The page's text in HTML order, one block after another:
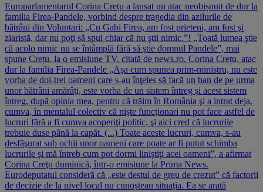
Europarlamentarul Corina Crețu a lansat un atac neobișnuit de dur la
familia Firea-Pandele, vorbind despre tragedia din azilurile de
bătrâni din Voluntari: „Cu Gabi Firea, am fost prieteni, am fost şi
ziaristă, dar nu poţi să spui chiar că nu ştii nimic.”! „Toată lumea ştie
că acolo nimic nu se întâmplă fără să ştie domnul Pandele”, mai
spune Crețu, la o emisiune TV, citată de news.ro. Corina Crețu, atac
dur la familia Firea-Pandele „Aşa cum spunea prim-ministru, nu este
vorba de doi-trei oameni care s-au înţeles să facă un ban de pe urma
unor bătrâni amărâţi, este vorba de un sistem întreg şi acest sistem
întreg, după opinia mea, pentru că trăim în România şi a intrat deja,
cumva, în mentalul colectiv că nişte funcţionari nu pot face astfel de
lucruri fără a fi cumva acoperiţi politic, şi aici cred că lucrurile
trebuie duse până la capăt. (...) Toate aceste lucruri, cumva, s-au
desfăşurat sub ochii unor oameni care poate ar fi putut schimba
lucrurile şi mă întreb cum pot dormi liniştiţi acei oameni”, a afirmat
Corina Creţu duminică, într-o emisiune la Prima News.
Eurodeputatul consideră că „este destul de greu de crezut” că factorii
de decizie de la nivel local nu cunoşteau situaţia. Ea se arată